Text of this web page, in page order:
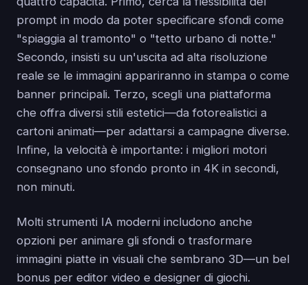
prompt in modo da poter specificare sfondi come
"spiaggia al tramonto" o "tetto urbano di notte."
Secondo, insisti su un'uscita ad alta risoluzione
reale se le immagini appariranno in stampa o come
banner principali. Terzo, scegli una piattaforma
che offra diversi stili estetici—da fotorealistici a
cartoni animati—per adattarsi a campagne diverse.
Infine, la velocità è importante: i migliori motori
consegnano uno sfondo pronto in 4K in secondi,
non minuti.
Molti strumenti IA moderni includono anche
opzioni per animare gli sfondi o trasformare
immagini piatte in visuali che sembrano 3D—un bel
bonus per editor video e designer di giochi.